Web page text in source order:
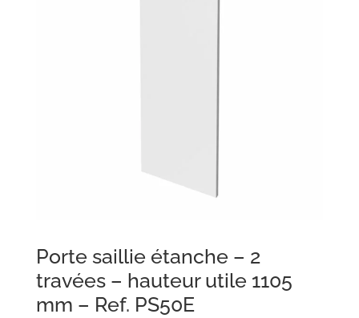
Porte saillie étanche – 2
travées – hauteur utile 1105
mm – Ref. PS50E